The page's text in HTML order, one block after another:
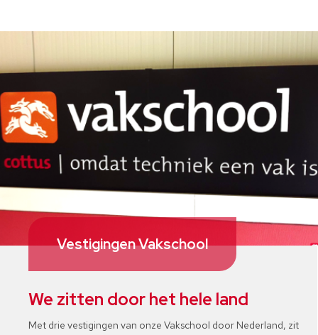
Vestigingen Vakschool
We zitten door het hele land
Met drie vestigingen van onze Vakschool door Nederland, zit